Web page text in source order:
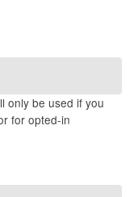
only be used if you
for opted-in